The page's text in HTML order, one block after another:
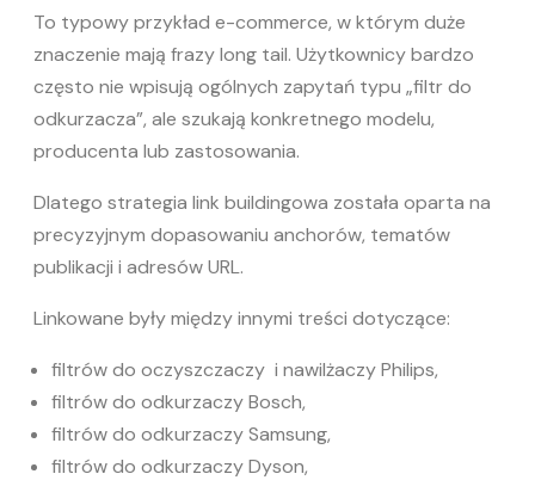
To typowy przykład e-commerce, w którym duże
znaczenie mają frazy long tail. Użytkownicy bardzo
często nie wpisują ogólnych zapytań typu „filtr do
odkurzacza”, ale szukają konkretnego modelu,
producenta lub zastosowania.
Dlatego strategia link buildingowa została oparta na
precyzyjnym dopasowaniu anchorów, tematów
publikacji i adresów URL.
Linkowane były między innymi treści dotyczące:
filtrów do oczyszczaczy i nawilżaczy Philips,
filtrów do odkurzaczy Bosch,
filtrów do odkurzaczy Samsung,
filtrów do odkurzaczy Dyson,